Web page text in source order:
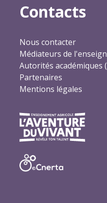
Contacts
Nous contacter
Médiateurs de
Autorités académiques
Partenaires
Mentions légales